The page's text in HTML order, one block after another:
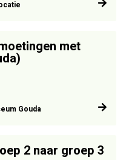
met
Gouda
2 naar groep 3